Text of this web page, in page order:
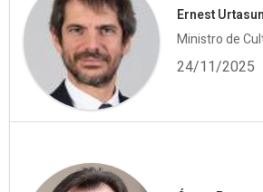
Ernest Urtasun
Ministro de
24/11/2025